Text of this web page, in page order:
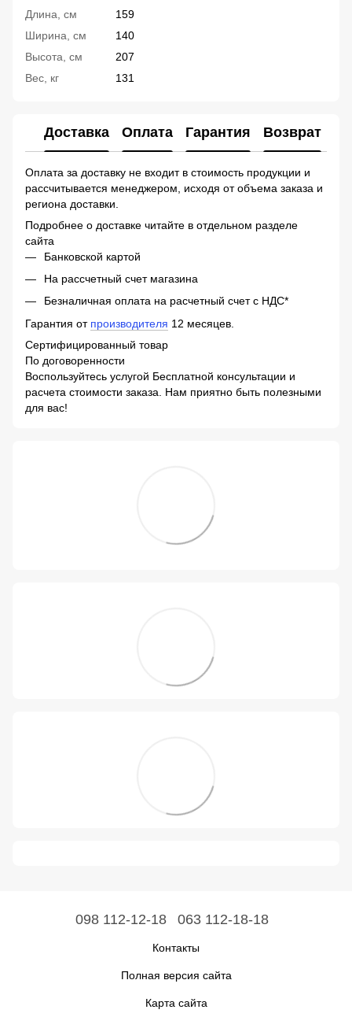
Длина, см
159
Ширина, см
140
Высота, см
207
Вес, кг
131
Доставка Оплата Гарантия Возврат
Оплата за доставку не входит в стоимость продукции и
рассчитывается менеджером, исходя от объема заказа и
региона доставки.
Подробнее о доставке читайте в отдельном разделе
сайта
Банковской картой
На рассчетный счет магазина
Безналичная оплата на расчетный счет с НДС*
Гарантия от производителя 12 месяцев.
Сертифицированный товар
По договоренности
Воспользуйтесь услугой Бесплатной консультации и
расчета стоимости заказа. Нам приятно быть полезными
для вас!
098 112-12-18 063 112-18-18
Контакты
Полная версия сайта
Карта сайта